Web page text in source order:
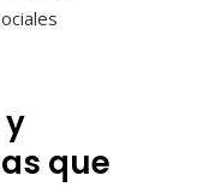
que